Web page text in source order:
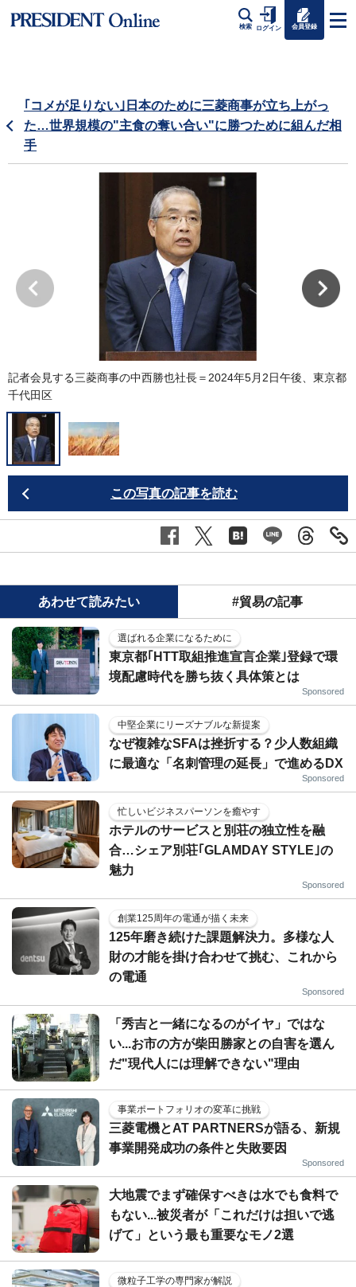
検索 ログイン 会員登録
｢コメが足りない｣日本のために三菱商事が立ち上がっ
た…世界規模の"主食の奪い合い"に勝つために組んだ相
手
記者会見する三菱商事の中西勝也社長＝2024年5月2日午後、東京都
千代田区
この写真の記事を読む
あわせて読みたい #貿易の記事
選ばれる企業になるために
東京都｢HTT取組推進宣言企業｣登録で環
境配慮時代を勝ち抜く具体策とは
Sponsored
中堅企業にリーズナブルな新提案
なぜ複雑なSFAは挫折する？少人数組織
に最適な「名刺管理の延長」で進めるDX
Sponsored
忙しいビジネスパーソンを癒やす
ホテルのサービスと別荘の独立性を融
合…シェア別荘｢GLAMDAY STYLE｣の
魅力
Sponsored
創業125周年の電通が描く未来
125年磨き続けた課題解決力。多様な人
財の才能を掛け合わせて挑む、これから
の電通
Sponsored
「秀吉と一緒になるのがイヤ」ではな
い...お市の方が柴田勝家との自害を選ん
だ"現代人には理解できない"理由
事業ポートフォリオの変革に挑戦
三菱電機とAT PARTNERSが語る、新規
事業開発成功の条件と失敗要因
Sponsored
大地震でまず確保すべきは水でも食料で
もない...被災者が「これだけは担いで逃
げて」という最も重要なモノ2選
微粒子工学の専門家が解説